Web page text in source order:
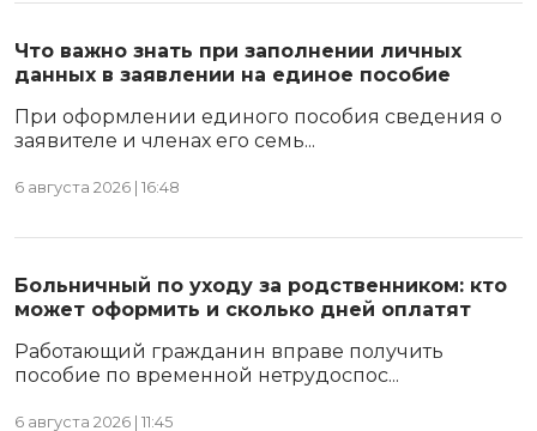
Что важно знать при заполнении личных
данных в заявлении на единое пособие
При оформлении единого пособия сведения о
заявителе и членах его семь...
6 августа 2026 | 16:48
Больничный по уходу за родственником: кто
может оформить и сколько дней оплатят
Работающий гражданин вправе получить
пособие по временной нетрудоспос...
6 августа 2026 | 11:45